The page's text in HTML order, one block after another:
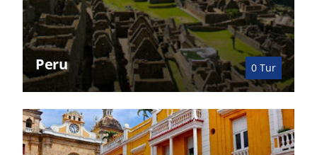
Peru 0 Tur